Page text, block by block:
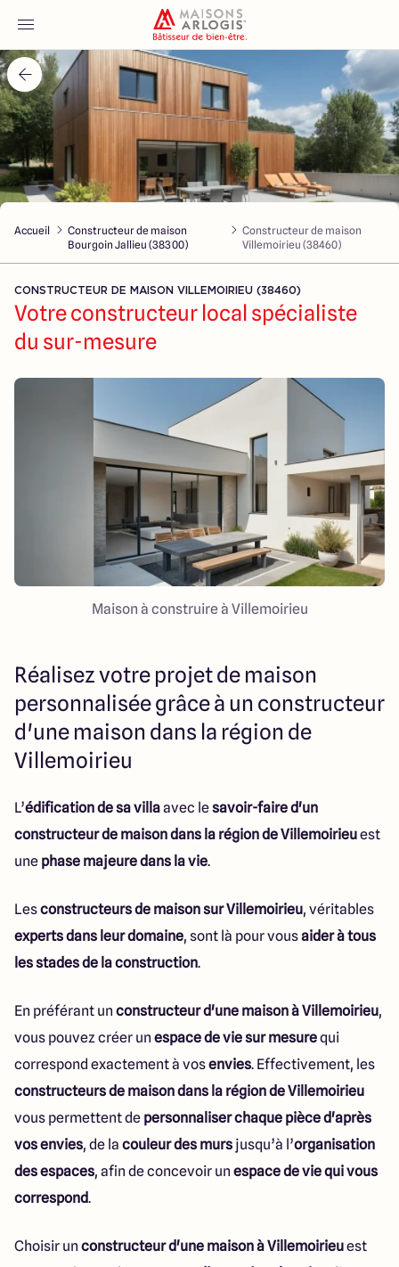
Accueil
Nos maisons
Nos annonces
Votre projet
Qui sommes-nous
69800 Saint Priest
5 4.9
Accueil
Constructeur de maison
Bourgoin Jallieu (38300)
Constructeur de maison
Villemoirieu (38460)
CONSTRUCTEUR DE MAISON VILLEMOIRIEU (38460)
Votre constructeur local spécialiste
du sur-mesure
Maison à construire à Villemoirieu
Réalisez votre projet de maison
personnalisée grâce à un constructeur
d'une maison dans la région de
Villemoirieu
L’édification de sa villaavec lesavoir-faire d'un
constructeur de maison dans la région de Villemoirieuest
une phase majeure dans la vie.
Lesconstructeurs de maison sur Villemoirieu, véritables
experts dans leur domaine, sont là pour vousaider à tous
les stades de la construction.
En préférant un constructeur d'une maison à Villemoirieu,
vous pouvez créer un espace de vie sur mesurequi
correspond exactement à vosenvies. Effectivement, les
constructeurs de maison dans la région de Villemoirieu
vous permettent de personnaliser chaque pièce d'après
vos envies, de la couleur des murs jusqu’à l’organisation
des espaces, afin de concevoir un espace de vie qui vous
correspond.
Choisir un constructeur d'une maison à Villemoirieuest